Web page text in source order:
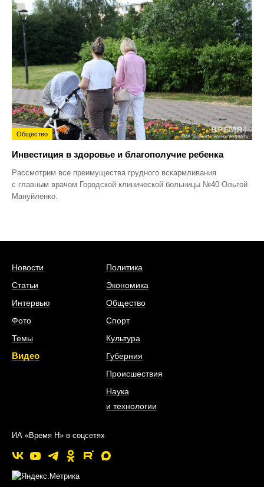
Общество
Инвестиция в здоровье и благополучие ребенка
Рассмотрим все преимущества грудного вскармливания
с главным врачом Городской клинической больницы №40 Ольгой
Мануйленко.
Новости
Статьи
Интервью
Фото
Темы
Видео
Политика
Экономика
Общество
Спорт
Культура
Губерния
Происшествия
Наука
и технологии
ИА «Время Н» в соцсетях